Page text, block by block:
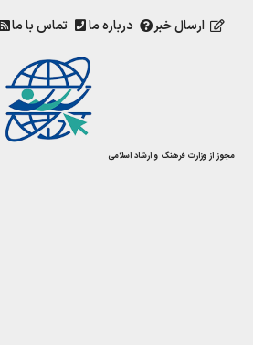
ارسال خبر درباره ما تماس با ما
مجوز از وزارت فرهنگ و ارشاد اسلامی